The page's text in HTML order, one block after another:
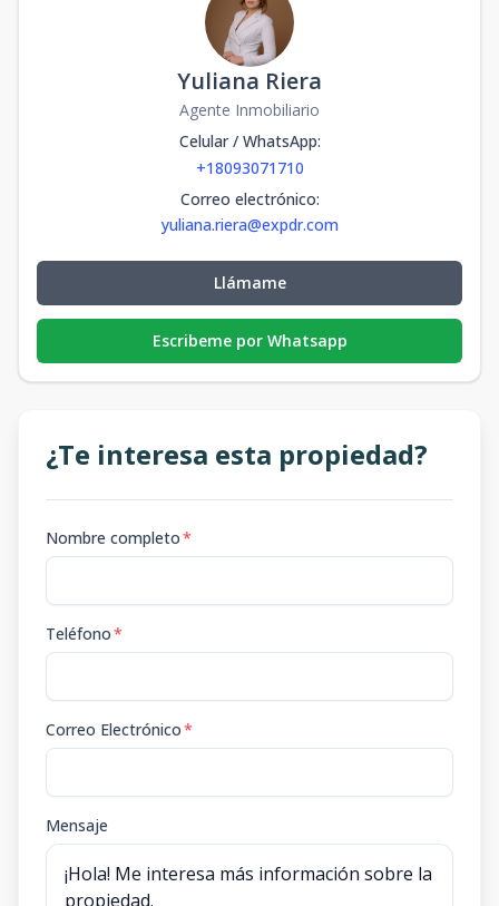
Yuliana Riera
Agente Inmobiliario
Celular / WhatsApp:
+18093071710
Correo electrónico:
yuliana.riera@expdr.com
Llámame
Escribeme por Whatsapp
¿Te interesa esta propiedad?
Nombre completo*
Teléfono*
Correo Electrónico*
Mensaje